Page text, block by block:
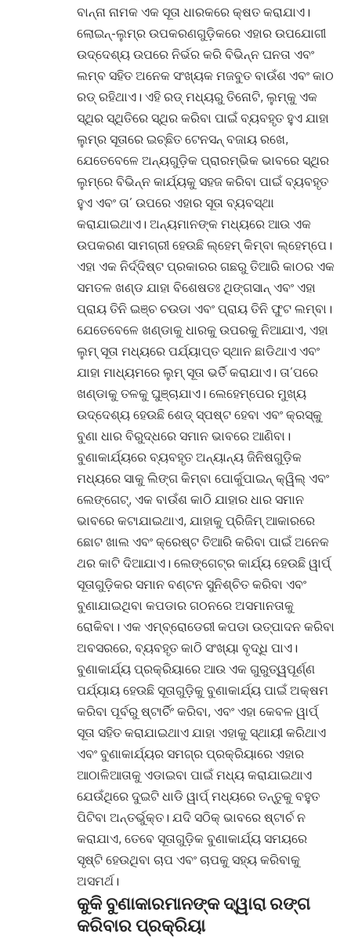
ବାନ୍ନା ନାମକ ଏକ ସୂତା ଧାରକରେ କ୍ଷତ କରାଯାଏ।
ଲୋଇନ୍-ଲୁମ୍‌ର ଉପକରଣଗୁଡ଼ିକରେ ଏହାର ଉପଯୋଗୀ
ଉଦ୍ଦେଶ୍ୟ ଉପରେ ନିର୍ଭର କରି ବିଭିନ୍ନ ଘନତା ଏବଂ
ଲମ୍ବ ସହିତ ଅନେକ ସଂଖ୍ୟକ ମଜବୁତ ବାଉଁଶ ଏବଂ କାଠ
ରଡ୍ ରହିଥାଏ। ଏହି ରଡ୍ ମଧ୍ୟରୁ ତିନୋଟି, ଲୁମ୍‌କୁ ଏକ
ସ୍ଥିର ସ୍ଥିତିରେ ସ୍ଥିର କରିବା ପାଇଁ ବ୍ୟବହୃତ ହୁଏ ଯାହା
ଲୁମ୍‌ର ସୂତାରେ ଇଚ୍ଛିତ ଟେନସନ୍ ବଜାୟ ରଖେ,
ଯେତେବେଳେ ଅନ୍ୟଗୁଡ଼ିକ ପ୍ରାରମ୍ଭିକ ଭାବରେ ସ୍ଥିର
ଲୁମ୍‌ରେ ବିଭିନ୍ନ କାର୍ଯ୍ୟକୁ ସହଜ କରିବା ପାଇଁ ବ୍ୟବହୃତ
ହୁଏ ଏବଂ ତା’ ଉପରେ ଏହାର ସୂତା ବ୍ୟବସ୍ଥା
କରାଯାଇଥାଏ। ଅନ୍ୟମାନଙ୍କ ମଧ୍ୟରେ ଆଉ ଏକ
ଉପକରଣ ସାମଗ୍ରୀ ହେଉଛି ଲ୍ହେମ୍ କିମ୍ବା ଲ୍ହେମ୍ପେ।
ଏହା ଏକ ନିର୍ଦ୍ଦିଷ୍ଟ ପ୍ରକାରର ଗଛରୁ ତିଆରି କାଠର ଏକ
ସମତଳ ଖଣ୍ଡ ଯାହା ବିଶେଷତଃ ଥିଙ୍ଗସାନ୍ ଏବଂ ଏହା
ପ୍ରାୟ ତିନି ଇଞ୍ଚ ଚଉଡା ଏବଂ ପ୍ରାୟ ତିନି ଫୁଟ ଲମ୍ବା।
ଯେତେବେଳେ ଖଣ୍ଡାକୁ ଧାରକୁ ଉପରକୁ ନିଆଯାଏ, ଏହା
ଲୁମ୍‌ ସୂତା ମଧ୍ୟରେ ପର୍ଯ୍ୟାପ୍ତ ସ୍ଥାନ ଛାଡିଥାଏ ଏବଂ
ଯାହା ମାଧ୍ୟମରେ ଲୁମ୍‌ ସୂତା ଭର୍ତି କରାଯାଏ। ତା’ପରେ
ଖଣ୍ଡାକୁ ତଳକୁ ଘୁଞ୍ଚାଯାଏ। ଲେହେମ୍ପେର ମୁଖ୍ୟ
ଉଦ୍ଦେଶ୍ୟ ହେଉଛି ଶେଡ୍ ସ୍ପଷ୍ଟ ହେବା ଏବଂ କ୍ରସ୍‌କୁ
ବୁଣା ଧାର ବିରୁଦ୍ଧରେ ସମାନ ଭାବରେ ଆଣିବା।
ବୁଣାକାର୍ଯ୍ୟରେ ବ୍ୟବହୃତ ଅନ୍ୟାନ୍ୟ ଜିନିଷଗୁଡ଼ିକ
ମଧ୍ୟରେ ସାକୁ ଲିଙ୍ଗ କିମ୍ବା ପୋର୍କୁପାଇନ୍ କ୍ୱିଲ୍ ଏବଂ
ଲେଙ୍ଗେଟ୍, ଏକ ବାଉଁଶ କାଠି ଯାହାର ଧାର ସମାନ
ଭାବରେ କଟାଯାଇଥାଏ, ଯାହାକୁ ପ୍ରିଜିମ୍ ଆକାରରେ
ଛୋଟ ଖାଲ ଏବଂ କ୍ରେଷ୍ଟ ତିଆରି କରିବା ପାଇଁ ଅନେକ
ଥର କାଟି ଦିଆଯାଏ। ଲେଙ୍ଗେଟ୍‌ର କାର୍ଯ୍ୟ ହେଉଛି ୱାର୍ପ୍
ସୂତାଗୁଡ଼ିକର ସମାନ ବଣ୍ଟନ ସୁନିଶ୍ଚିତ କରିବା ଏବଂ
ବୁଣାଯାଇଥିବା କପଡାର ଗଠନରେ ଅସମାନତାକୁ
ରୋକିବା। ଏକ ଏମ୍ବ୍ରୋଡେରୀ କପଡା ଉତ୍ପାଦନ କରିବା
ଅବସରରେ, ବ୍ୟବହୃତ କାଠି ସଂଖ୍ୟା ବୃଦ୍ଧି ପାଏ।
ବୁଣାକାର୍ଯ୍ୟ ପ୍ରକ୍ରିୟାରେ ଆଉ ଏକ ଗୁରୁତ୍ୱପୂର୍ଣ୍ଣ
ପର୍ଯ୍ୟାୟ ହେଉଛି ସୂତାଗୁଡ଼ିକୁ ବୁଣାକାର୍ଯ୍ୟ ପାଇଁ ଅକ୍ଷମ
କରିବା ପୂର୍ବରୁ ଷ୍ଟାର୍ଚିଂ କରିବା, ଏବଂ ଏହା କେବଳ ୱାର୍ପ୍
ସୂତା ସହିତ କରାଯାଇଥାଏ ଯାହା ଏହାକୁ ସ୍ଥାୟୀ କରିଥାଏ
ଏବଂ ବୁଣାକାର୍ଯ୍ୟର ସମଗ୍ର ପ୍ରକ୍ରିୟାରେ ଏହାର
ଆଠାଳିଆତାକୁ ଏଡାଇବା ପାଇଁ ମଧ୍ୟ କରାଯାଇଥାଏ
ଯେଉଁଥିରେ ଦୁଇଟି ଧାଡି ୱାର୍ପ୍ ମଧ୍ୟରେ ତନ୍ତୁକୁ ବହୁତ
ପିଟିବା ଅନ୍ତର୍ଭୁକ୍ତ। ଯଦି ସଠିକ୍ ଭାବରେ ଷ୍ଟାର୍ଚ ନ
କରାଯାଏ, ତେବେ ସୂତାଗୁଡ଼ିକ ବୁଣାକାର୍ଯ୍ୟ ସମୟରେ
ସୃଷ୍ଟି ହେଉଥିବା ଚାପ ଏବଂ ଚାପକୁ ସହ୍ୟ କରିବାକୁ
ଅସମର୍ଥ।
କୁକି ବୁଣାକାରମାନଙ୍କ ଦ୍ୱାରା ରଙ୍ଗ
କରିବାର ପ୍ରକ୍ରିୟା